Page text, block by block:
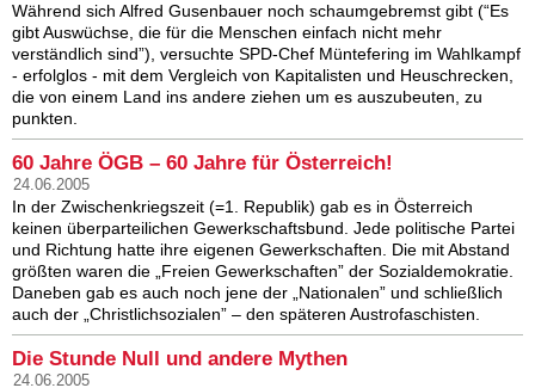
Während sich Alfred Gusenbauer noch schaumgebremst gibt (“Es
gibt Auswüchse, die für die Menschen einfach nicht mehr
verständlich sind”), versuchte SPD-Chef Müntefering im Wahlkampf
- erfolglos - mit dem Vergleich von Kapitalisten und Heuschrecken,
die von einem Land ins andere ziehen um es auszubeuten, zu
punkten.
60 Jahre ÖGB – 60 Jahre für Österreich!
24.06.2005
In der Zwischenkriegszeit (=1. Republik) gab es in Österreich
keinen überparteilichen Gewerkschaftsbund. Jede politische Partei
und Richtung hatte ihre eigenen Gewerkschaften. Die mit Abstand
größten waren die „Freien Gewerkschaften” der Sozialdemokratie.
Daneben gab es auch noch jene der „Nationalen” und schließlich
auch der „Christlichsozialen” – den späteren Austrofaschisten.
Die Stunde Null und andere Mythen
24.06.2005